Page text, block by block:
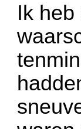
Ik